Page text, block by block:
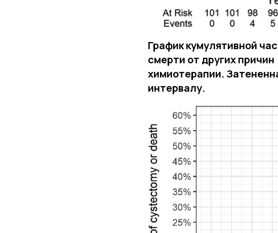
График кумулятивной
смерти от других
химиотерапии.
интервалу.